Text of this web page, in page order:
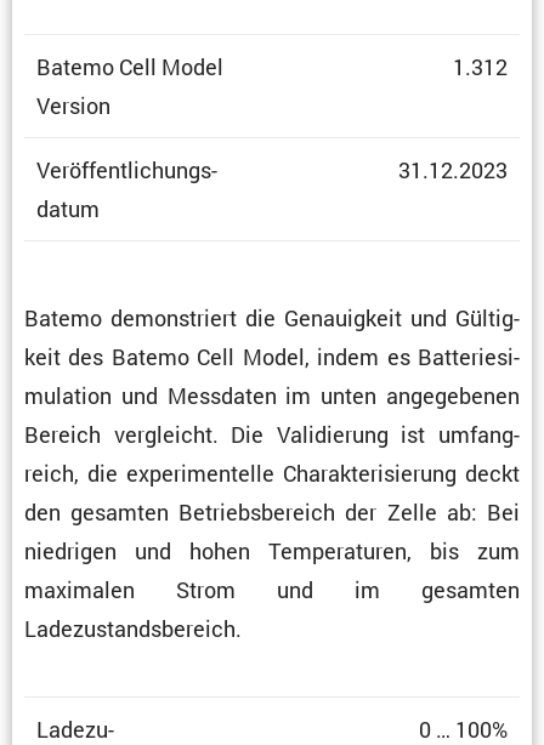
Batemo Cell Model
Version
1.312
Veröf­fent­li­chungs­
datum
31.12.2023
Batemo demons­triert die Genau­ig­keit und Gültig­
keit des Batemo Cell Model, indem es Batte­rie­si­
mu­la­tion und Messdaten im unten angege­benen
Bereich vergleicht. Die Validie­rung ist umfang­
reich, die experi­men­telle Charak­te­ri­sie­rung deckt
den gesamten Betriebs­be­reich der Zelle ab: Bei
niedrigen und hohen Tempe­ra­turen, bis zum
maximalen Strom und im gesamten
Ladezustandsbereich.
Ladezu­
0 … 100%